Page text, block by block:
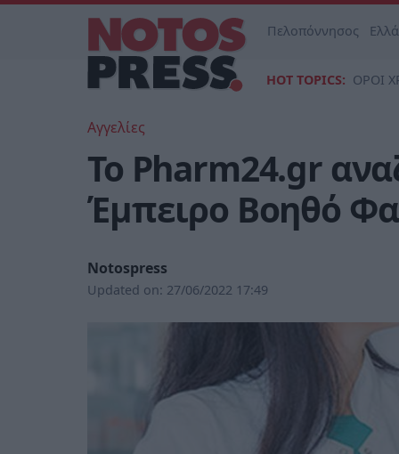
Πελοπόννησος
HOT TOPICS: ΟΡΟΙ
Αγγελίες
Το Pharm24.gr
Έμπειρο Βοηθό
Notospress
Updated on: 27/06/2022 17:49